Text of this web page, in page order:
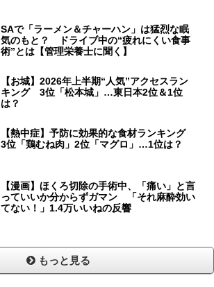
SAで「ラーメン＆チャーハン」は猛烈な眠
気のもと？ ドライブ中の“疲れにくい食事
術”とは【管理栄養士に聞く】
【お城】2026年上半期“人気”アクセスラン
キング 3位「松本城」…東日本2位＆1位
は？
【熱中症】予防に効果的な食材ランキング
3位「鶏むね肉」2位「マグロ」…1位は？
【漫画】ほくろ切除の手術中、「痛い」と言
っていいか分からずガマン 「それ麻酔効い
てない！」1.4万いいねの反響
もっと見る